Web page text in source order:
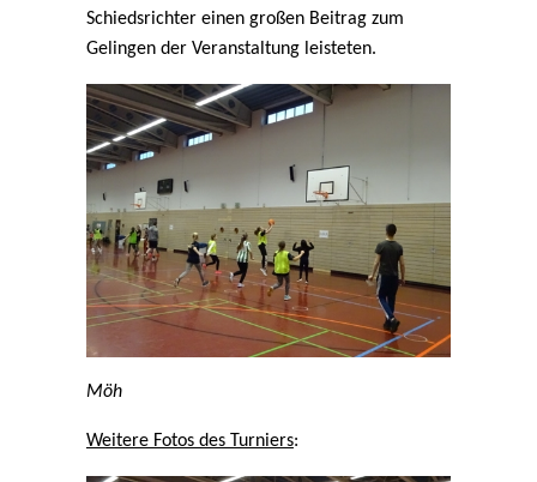
Schiedsrichter einen großen Beitrag zum
Gelingen der Veranstaltung leisteten.
Möh
Weitere Fotos des Turniers: